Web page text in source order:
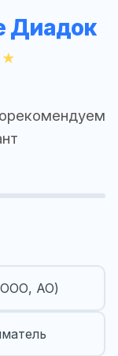
Диадок
АО)